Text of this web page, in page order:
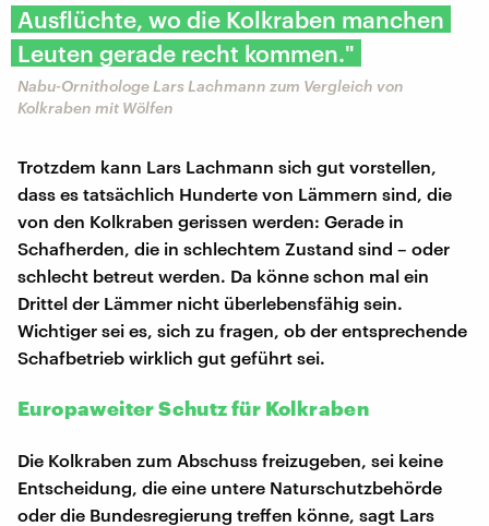
Ausflüchte, wo die Kolkraben manchen
Leuten gerade recht kommen."
Nabu-Ornithologe Lars Lachmann zum Vergleich von
Kolkraben mit Wölfen
Trotzdem kann Lars Lachmann sich gut vorstellen,
dass es tatsächlich Hunderte von Lämmern sind, die
von den Kolkraben gerissen werden: Gerade in
Schafherden, die in schlechtem Zustand sind – oder
schlecht betreut werden. Da könne schon mal ein
Drittel der Lämmer nicht überlebensfähig sein.
Wichtiger sei es, sich zu fragen, ob der entsprechende
Schafbetrieb wirklich gut geführt sei.
Europaweiter Schutz für Kolkraben
Die Kolkraben zum Abschuss freizugeben, sei keine
Entscheidung, die eine untere Naturschutzbehörde
oder die Bundesregierung treffen könne, sagt Lars